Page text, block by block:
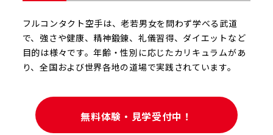
フルコンタクト空手は、老若男女を問わず学べる武道
で、強さや健康、精神鍛錬、礼儀習得、ダイエットなど
目的は様々です。年齢・性別に応じたカリキュラムがあ
り、全国および世界各地の道場で実践されています。
無料体験・見学受付中！